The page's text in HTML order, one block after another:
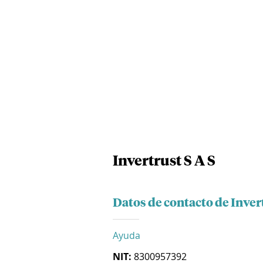
Invertrust S A S
Datos de contacto de
Ayuda
NIT: 8300957392